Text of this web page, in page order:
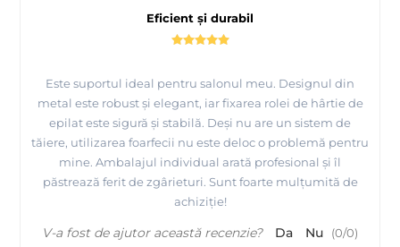
Eficient și durabil
Este suportul ideal pentru salonul meu. Designul din
metal este robust și elegant, iar fixarea rolei de hârtie de
epilat este sigură și stabilă. Deși nu are un sistem de
tăiere, utilizarea foarfecii nu este deloc o problemă pentru
mine. Ambalajul individual arată profesional și îl
păstrează ferit de zgârieturi. Sunt foarte mulțumită de
achiziție!
V-a fost de ajutor această recenzie? Da Nu (0/0)